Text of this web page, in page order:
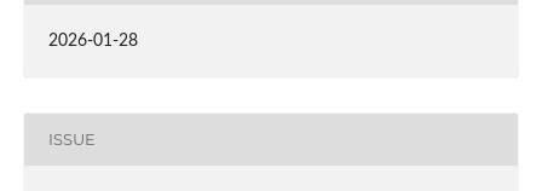
2026-01-28
ISSUE